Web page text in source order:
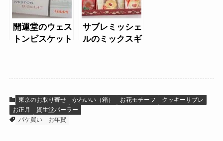
開運堂のウェス
トンビスケット
サブレミッシェ
ルのミックスギ
東京のお取り寄せ かわいい（箱） お花モチーフ
クッキーサブレ
お正月
資生堂パーラー
パケ買い
お年賀